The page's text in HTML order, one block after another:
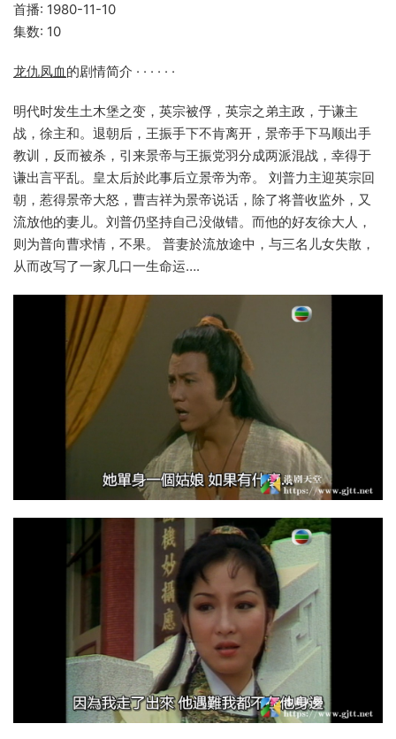
首播: 1980-11-10
集数: 10
龙仇凤血 的剧情简介 · · · · · ·
明代时发生土木堡之变，英宗被俘，英宗之弟主政，于谦主
战，徐主和。退朝后，王振手下不肯离开，景帝手下马顺出手
教训，反而被杀，引来景帝与王振党羽分成两派混战，幸得于
谦出言平乱。皇太后於此事后立景帝为帝。 刘普力主迎英宗回
朝，惹得景帝大怒，曹吉祥为景帝说话，除了将普收监外，又
流放他的妻儿。刘普仍坚持自己没做错。而他的好友徐大人，
则为普向曹求情，不果。 普妻於流放途中，与三名儿女失散，
从而改写了一家几口一生命运….